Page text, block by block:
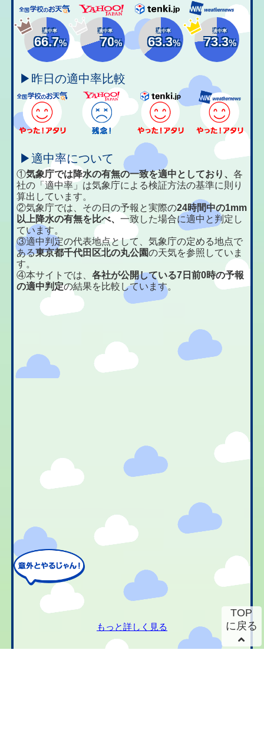
適中率
66.7%
適中率
70%
適中率
63.3%
適中率
73.3%
▶昨日の適中率比較
▶適中率について
①気象庁では降水の有無の一致を適中としており、各
社の「適中率」は気象庁による検証方法の基準に則り
算出しています。
②気象庁では、その日の予報と実際の24時間中の1mm
以上降水の有無を比べ、一致した場合に適中と判定し
ています。
③適中判定の代表地点として、気象庁の定める地点で
ある東京都千代田区北の丸公園の天気を参照していま
す。
④本サイトでは、各社が公開している7日前0時の予報
の適中判定の結果を比較しています。
もっと詳しく見る
TOP
に戻る